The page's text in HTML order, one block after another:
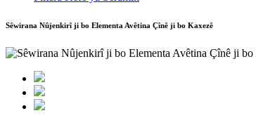
Sêwirana Nûjenkirî ji bo Elementa Avêtina Çînê ji bo Kaxezê